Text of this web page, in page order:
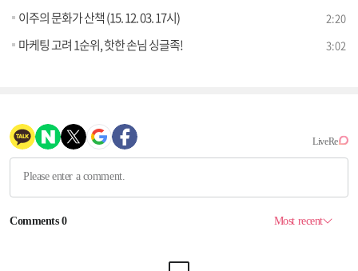
이주의 문화가 산책 (15. 12. 03. 17시) 2:20
마케팅 고려 1순위, 핫한 손님 싱글족! 3:02